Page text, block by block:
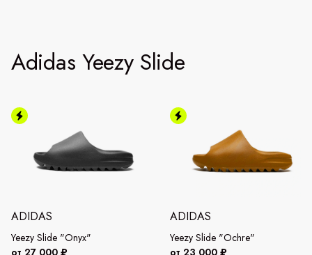
Adidas Yeezy Slide
ADIDAS
Yeezy Slide "Onyx"
от 27 000 ₽
ADIDAS
Yeezy Slide "Ochre"
от 23 000 ₽